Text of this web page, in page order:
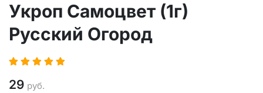
Укроп Самоцвет (1г)
Русский Огород
29 руб.